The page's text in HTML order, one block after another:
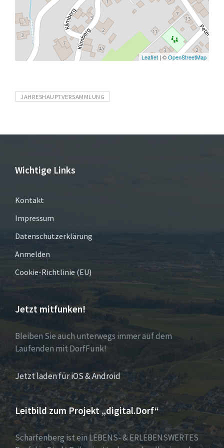
Leaflet | ©OpenStreetMap
Tags
JAHRESHAUPTVERSAMMLUNG
Wichtige Links
Kontakt
Impressum
Datenschutzerklärung
Anmelden
Cookie-Richtlinie (EU)
Jetzt mitfunken!
Bleiben Sie auch unterwegs immer auf dem
Laufenden mit DorfFunk!
Jetzt laden für iOS & Android
Leitbild zum Projekt „digital.Dorf“
Scharfenberg ist ein LEBENS- & ERLEBENSWERTES